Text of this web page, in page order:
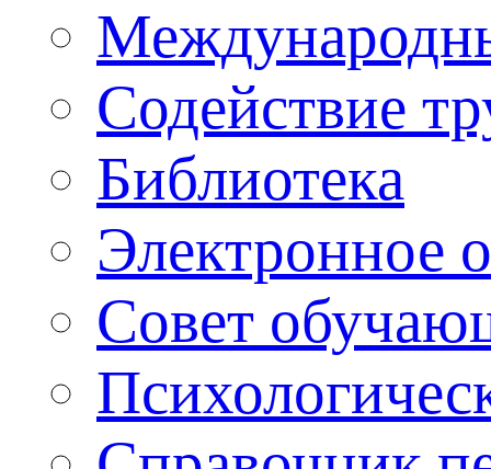
Содействие
Библиотека
Электронное
Совет